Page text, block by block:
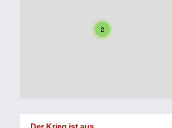
Tirol
Familiengeschichten
2